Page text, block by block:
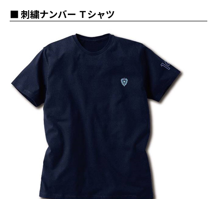
■ 刺繍ナンバー Ｔシャツ